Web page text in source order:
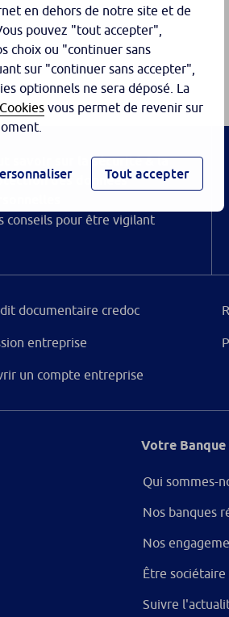
savoir sur la sécurité & la
des données
conseils pour être vigilant
documentaire credoc
entreprise
un compte entreprise
Votre
Qui sommes-
Nos banques
Nos
Être sociétaire
Suivre
en dehors de notre site et de
pouvez "tout accepter",
choix ou "continuer sans
sur "continuer sans accepter",
optionnels ne sera déposé. La
vous permet de revenir sur
Tout accepter